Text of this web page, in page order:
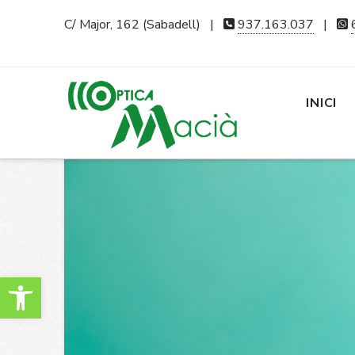
Obre la barra d'eines
C/ Major, 162 (Sabadell) | 937.163.037 |
INICI
Below